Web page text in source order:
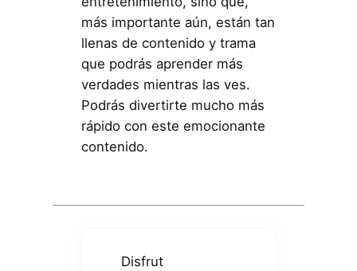
más importante aún, están tan
llenas de contenido y trama
que podrás aprender más
verdades mientras las ves.
Podrás divertirte mucho más
rápido con este emocionante
contenido.
Disfrut